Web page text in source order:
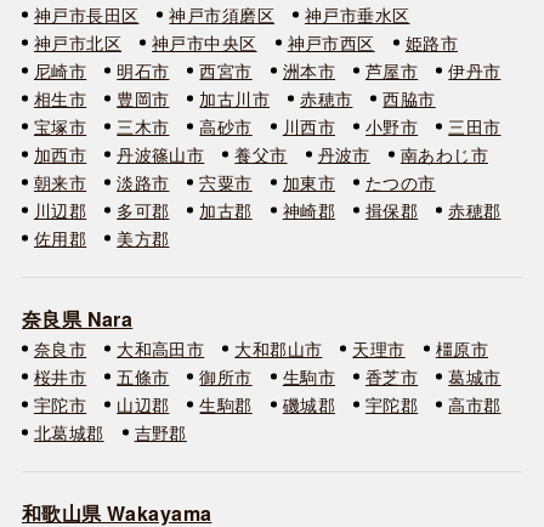
神戸市長田区
神戸市須磨区
神戸市垂水区
神戸市北区
神戸市中央区 神戸市西区
姫路市
尼崎市
明石市 西宮市 洲本市 芦屋市
伊丹市
相生市
豊岡市 加古川市 赤穂市
西脇市
宝塚市
三木市 高砂市 川西市 小野市
三田市
加西市
丹波篠山市 養父市 丹波市
南あわじ市
朝来市
淡路市 宍粟市 加東市
たつの市
川辺郡
多可郡 加古郡 神崎郡 揖保郡
赤穂郡
佐用郡
美方郡
奈良県 Nara
奈良市 大和高田市 大和郡山市 天理市
橿原市
桜井市
五條市 御所市 生駒市 香芝市
葛城市
宇陀市
山辺郡 生駒郡 磯城郡 宇陀郡
高市郡
北葛城郡
吉野郡
和歌山県 Wakayama